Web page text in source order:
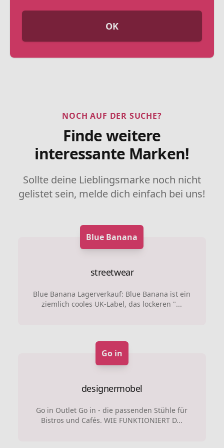
OK
NOCH AUF DER SUCHE?
Finde weitere
interessante Marken!
Sollte deine Lieblingsmarke noch nicht
gelistet sein, melde dich einfach bei uns!
Blue Banana
streetwear
Blue Banana Lagerverkauf: Blue Banana ist ein
ziemlich cooles UK-Label, das lockeren "...
Go in
designermobel
Go in Outlet Go in - die passenden Stühle für
Bistros und Cafés. WIE FUNKTIONIERT D...